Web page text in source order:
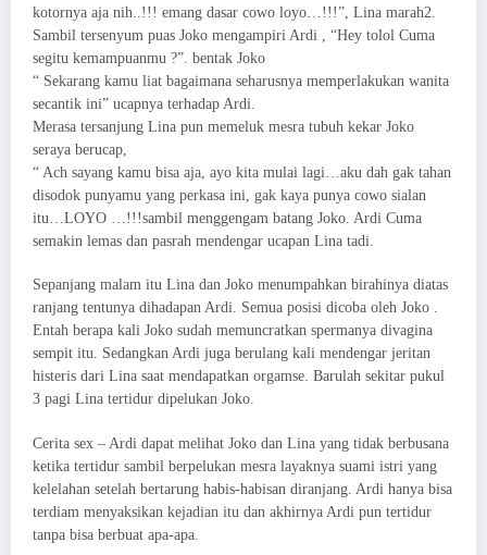
kotornya aja nih..!!! emang dasar cowo loyo…!!!”, Lina marah2.
Sambil tersenyum puas Joko mengampiri Ardi , “Hey tolol Cuma
segitu kemampuanmu ?”. bentak Joko
“ Sekarang kamu liat bagaimana seharusnya memperlakukan wanita
secantik ini” ucapnya terhadap Ardi.
Merasa tersanjung Lina pun memeluk mesra tubuh kekar Joko
seraya berucap,
“ Ach sayang kamu bisa aja, ayo kita mulai lagi…aku dah gak tahan
disodok punyamu yang perkasa ini, gak kaya punya cowo sialan
itu…LOYO …!!!sambil menggengam batang Joko. Ardi Cuma
semakin lemas dan pasrah mendengar ucapan Lina tadi.
Sepanjang malam itu Lina dan Joko menumpahkan birahinya diatas
ranjang tentunya dihadapan Ardi. Semua posisi dicoba oleh Joko .
Entah berapa kali Joko sudah memuncratkan spermanya divagina
sempit itu. Sedangkan Ardi juga berulang kali mendengar jeritan
histeris dari Lina saat mendapatkan orgamse. Barulah sekitar pukul
3 pagi Lina tertidur dipelukan Joko.
Cerita sex – Ardi dapat melihat Joko dan Lina yang tidak berbusana
ketika tertidur sambil berpelukan mesra layaknya suami istri yang
kelelahan setelah bertarung habis-habisan diranjang. Ardi hanya bisa
terdiam menyaksikan kejadian itu dan akhirnya Ardi pun tertidur
tanpa bisa berbuat apa-apa.